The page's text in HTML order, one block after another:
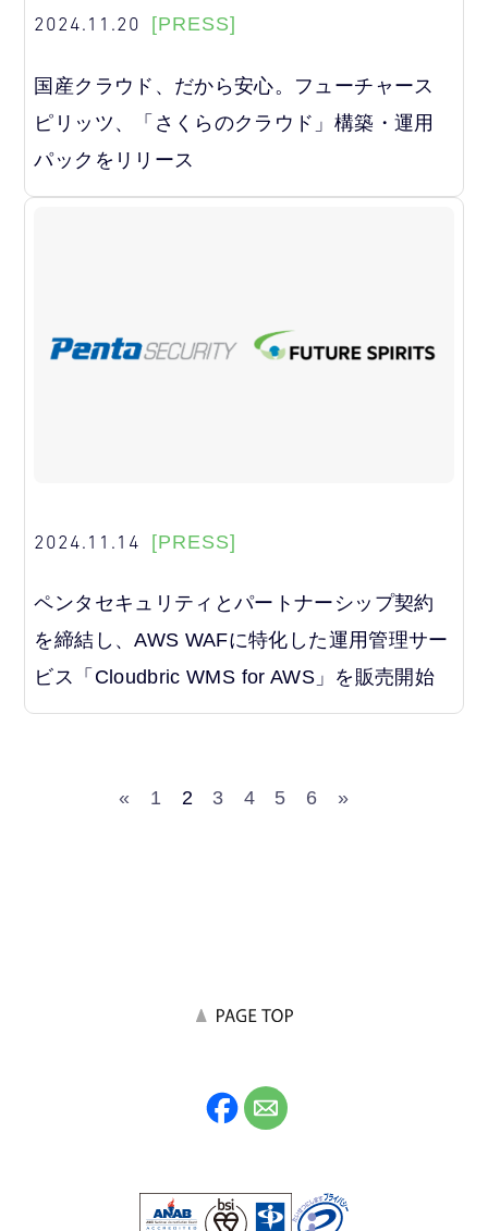
2024.11.20 [PRESS]
国産クラウド、だから安心。フューチャース
ピリッツ、「さくらのクラウド」構築・運用
パックをリリース
2024.11.14 [PRESS]
ペンタセキュリティとパートナーシップ契約
を締結し、AWS WAFに特化した運用管理サー
ビス「Cloudbric WMS for AWS」を販売開始
« 1 2 3 4 5 6 »